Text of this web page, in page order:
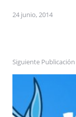
24 junio, 2014
Siguiente Publicación